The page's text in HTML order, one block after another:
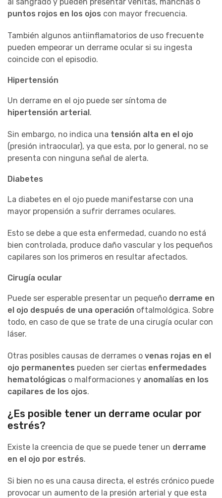
puntos rojos en los ojos con mayor frecuencia.
También algunos antiinflamatorios de uso frecuente
pueden empeorar un derrame ocular si su ingesta
coincide con el episodio.
Hipertensión
Un derrame en el ojo puede ser síntoma de
hipertensión arterial.
Sin embargo, no indica una tensión alta en el ojo
(presión intraocular), ya que esta, por lo general, no se
presenta con ninguna señal de alerta.
Diabetes
La diabetes en el ojo puede manifestarse con una
mayor propensión a sufrir derrames oculares.
Esto se debe a que esta enfermedad, cuando no está
bien controlada, produce daño vascular y los pequeños
capilares son los primeros en resultar afectados.
Cirugía ocular
Puede ser esperable presentar un pequeño derrame en
el ojo después de una operación oftalmológica. Sobre
todo, en caso de que se trate de una cirugía ocular con
láser.
Otras posibles causas de derrames o venas rojas en el
ojo permanentes pueden ser ciertas enfermedades
hematológicas o malformaciones y anomalías en los
capilares de los ojos.
¿Es posible tener un derrame ocular por
estrés?
Existe la creencia de que se puede tener un derrame
en el ojo por estrés.
Si bien no es una causa directa, el estrés crónico puede
provocar un aumento de la presión arterial y que esta